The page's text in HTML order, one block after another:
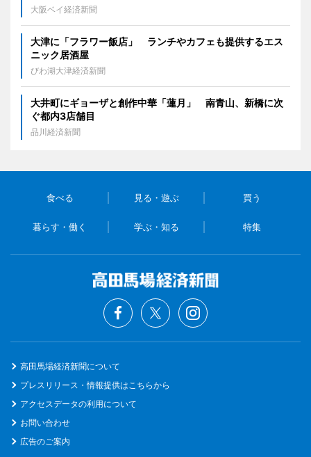
大阪ベイ経済新聞
大津に「フラワー飯店」 ランチやカフェも提供するエス
ニック居酒屋
びわ湖大津経済新聞
大井町にギョーザと創作中華「蓮月」 南青山、新橋に次
ぐ都内3店舗目
品川経済新聞
食べる 見る・遊ぶ 買う
暮らす・働く 学ぶ・知る 特集
高田馬場経済新聞について
プレスリリース・情報提供はこちらから
アクセスデータの利用について
お問い合わせ
広告のご案内